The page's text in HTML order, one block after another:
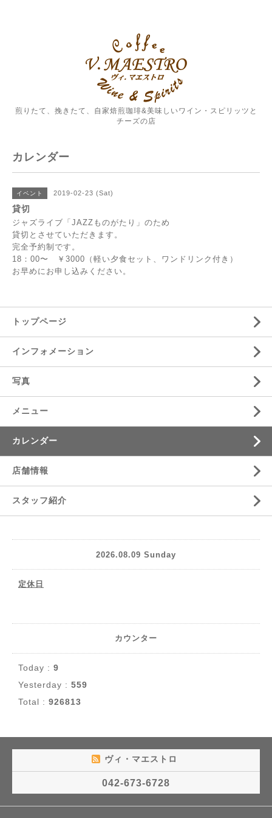
煎りたて、挽きたて、自家焙煎珈琲&美味しいワイン・スピリッツと
チーズの店
カレンダー
イベント 2019-02-23 (Sat)
貸切
ジャズライブ「JAZZものがたり」のため
貸切とさせていただきます。
完全予約制です。
18：00〜 ￥3000（軽い夕食セット、ワンドリンク付き）
お早めにお申し込みください。
トップページ
インフォメーション
写真
メニュー
カレンダー
店舗情報
スタッフ紹介
2026.08.09 Sunday
定休日
カウンター
Today : 9
Yesterday : 559
Total : 926813
ヴィ・マエストロ
042-673-6728